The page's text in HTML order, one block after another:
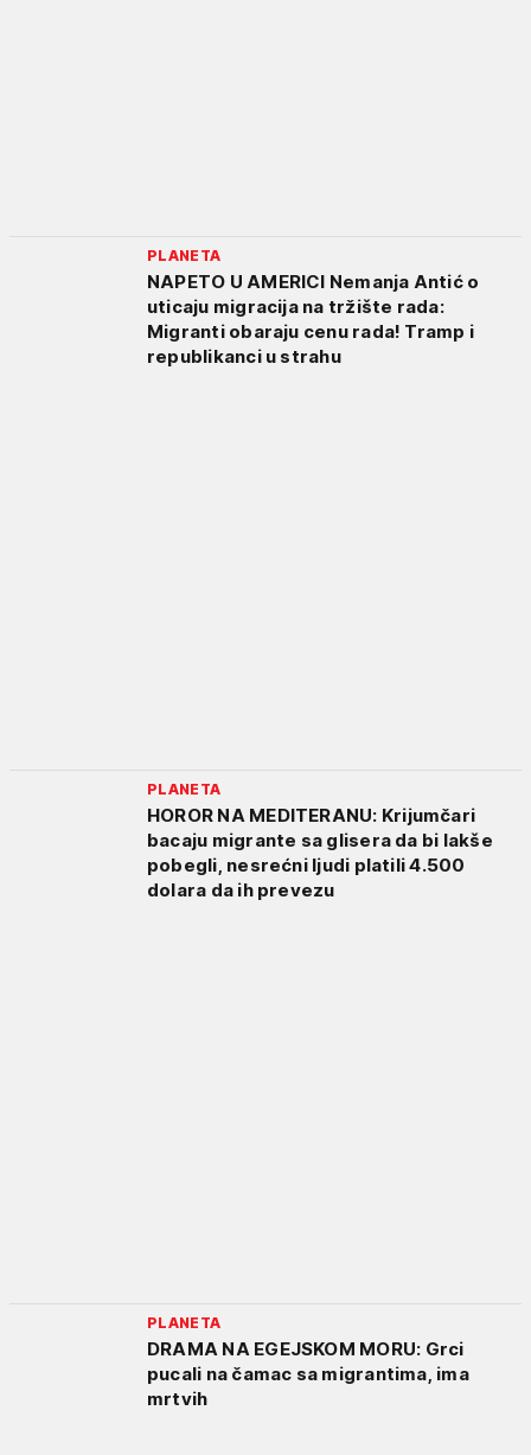
PLANETA
NAPETO U AMERICI Nemanja Antić o
uticaju migracija na tržište rada:
Migranti obaraju cenu rada! Tramp i
republikanci u strahu
PLANETA
HOROR NA MEDITERANU: Krijumčari
bacaju migrante sa glisera da bi lakše
pobegli, nesrećni ljudi platili 4.500
dolara da ih prevezu
PLANETA
DRAMA NA EGEJSKOM MORU: Grci
pucali na čamac sa migrantima, ima
mrtvih